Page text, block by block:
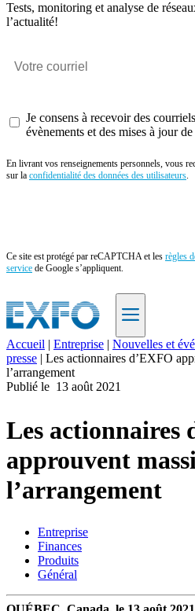
Tests, monitoring et analyse de
l’actualité!
Je consens à recevoir des
évènements et des mises à jour
En livrant vos renseignements personnels, vous
sur la confidentialité des données des utilisateurs.
Ce site est protégé par reCAPTCHA et les règles
service de Google s’appliquent.
FR
Produits
Soutien
Services
Acheter
Ressources
Contactez-
S'enregistrer
Se
connecter
Accueil | Entreprise | Nouvelles et
presse | Les actionnaires d’EXFO
l’arrangement
Publié le 13 août 2021
Les actionnaires
approuvent
l’arrangement
Entreprise
Finances
Produits
Général